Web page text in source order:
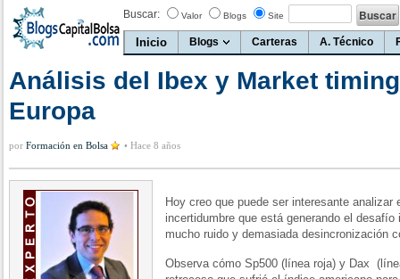
Buscar: Valor Blogs Site
Inicio Blogs Carteras A. Técnico
Análisis del Ibex y Market
Europa
por Formación en Bolsa • Hace 8 años
Hoy creo que puede ser interesante analizar
incertidumbre que está generando el
mucho ruido y demasiada desincronización
Observa cómo Sp500 (línea roja) y Dax